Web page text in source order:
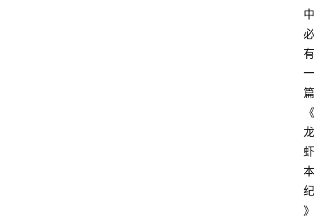
中
必
有
一
篇
《
龙
虾
本
纪
》